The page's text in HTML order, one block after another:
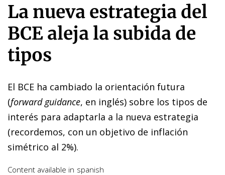
La nueva estrategia del
BCE aleja la subida de
tipos
El BCE ha cambiado la orientación futura
(forward guidance, en inglés) sobre los tipos de
interés para adaptarla a la nueva estrategia
(recordemos, con un objetivo de inflación
simétrico al 2%).
Content available in spanish